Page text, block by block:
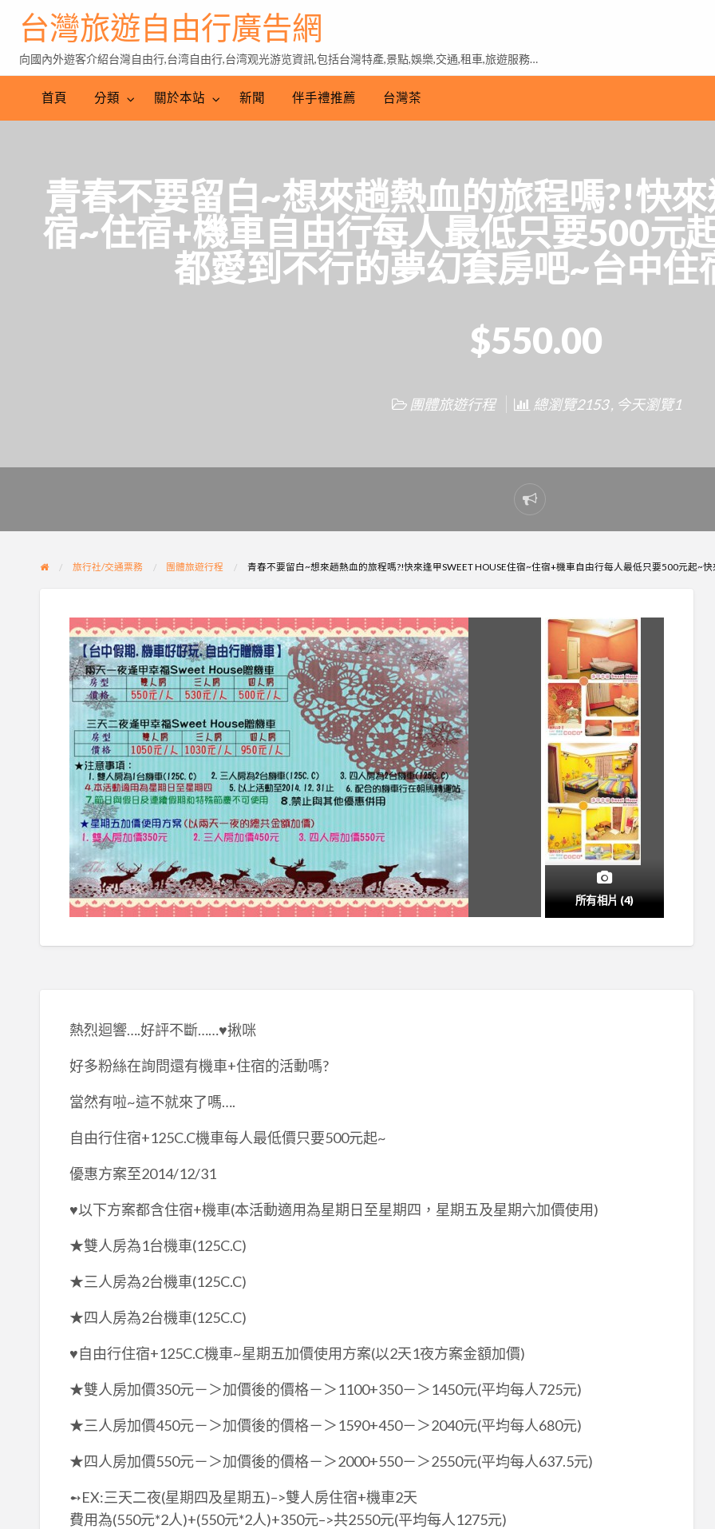
台
茶
台灣旅遊自由行廣告網
向國內外遊客介紹台灣自由行,台湾自由行,台湾观光游览資訊,包括台灣特產,景點,娛樂,交通,租車,旅遊服務…
首頁 分類 關於本站 新聞 伴手禮推薦 台灣茶
青春不要留白~想來趟熱血的旅程嗎?!快
宿~住宿+機車自由行每人最低只要500元
都愛到不行的夢幻套房吧~台中住
$550.00
團體旅遊行程 總瀏覽2153 , 今天瀏覽1
Report
problem
旅行社/交通票務 團體旅遊行程 青春不要留白~想來趟熱血的旅程嗎?!快來逢甲SWEET HOUSE住宿~住宿+機車自由行每人最低只要500元起~
所有相片 (4)
熱烈迴響….好評不斷……♥揪咪
好多粉絲在詢問還有機車+住宿的活動嗎?
當然有啦~這不就來了嗎….
自由行住宿+125C.C機車每人最低價只要500元起~
優惠方案至2014/12/31
♥以下方案都含住宿+機車(本活動適用為星期日至星期四，星期五及星期六加價使用)
★雙人房為1台機車(125C.C)
★三人房為2台機車(125C.C)
★四人房為2台機車(125C.C)
♥自由行住宿+125C.C機車~星期五加價使用方案(以2天1夜方案金額加價)
★雙人房加價350元－＞加價後的價格－＞1100+350－＞1450元(平均每人725元)
★三人房加價450元－＞加價後的價格－＞1590+450－＞2040元(平均每人680元)
★四人房加價550元－＞加價後的價格－＞2000+550－＞2550元(平均每人637.5元)
➻EX:三天二夜(星期四及星期五)–>雙人房住宿+機車2天
費用為(550元*2人)+(550元*2人)+350元–>共2550元(平均每人1275元)